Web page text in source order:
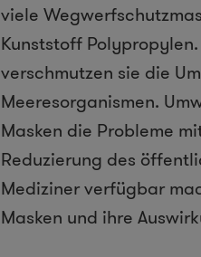
viele
Kunststoff
verschmutzen sie die
Meeresorganismen.
Masken die Probleme
Reduzierung des
Mediziner verfügbar
Masken und ihre